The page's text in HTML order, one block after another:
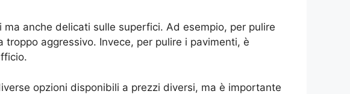
anche delicati sulle superfici. Ad esempio, per pulire
aggressivo. Invece, per pulire i pavimenti, è
opzioni disponibili a prezzi diversi, ma è importante